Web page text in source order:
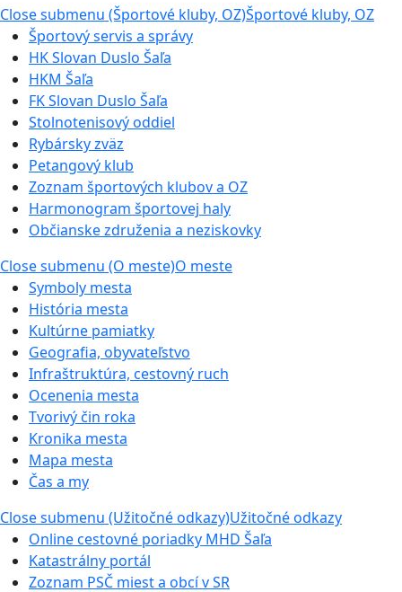
Close submenu (Športové kluby, OZ)Športové kluby, OZ
Športový servis a správy
HK Slovan Duslo Šaľa
HKM Šaľa
FK Slovan Duslo Šaľa
Stolnotenisový oddiel
Rybársky zväz
Petangový klub
Zoznam športových klubov a OZ
Harmonogram športovej haly
Občianske združenia a neziskovky
Close submenu (O meste)O meste
Symboly mesta
História mesta
Kultúrne pamiatky
Geografia, obyvateľstvo
Infraštruktúra, cestovný ruch
Ocenenia mesta
Tvorivý čin roka
Kronika mesta
Mapa mesta
Čas a my
Close submenu (Užitočné odkazy)Užitočné odkazy
Online cestovné poriadky MHD Šaľa
Katastrálny portál
Zoznam PSČ miest a obcí v SR